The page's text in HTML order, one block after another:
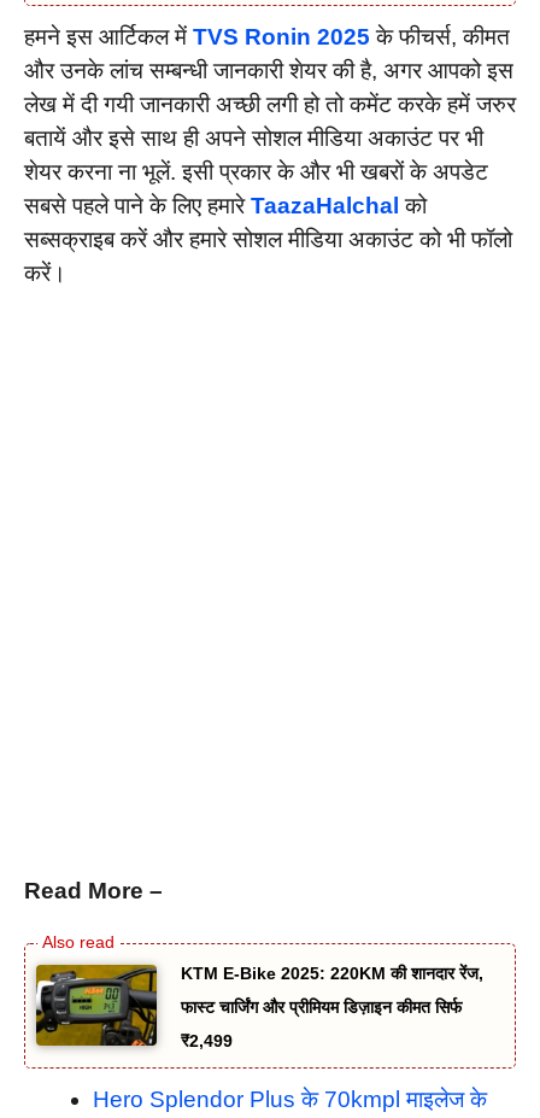
हमने इस आर्टिकल में TVS Ronin 2025 के फीचर्स, कीमत
और उनके लांच सम्बन्धी जानकारी शेयर की है, अगर आपको इस
लेख में दी गयी जानकारी अच्छी लगी हो तो कमेंट करके हमें जरुर
बतायें और इसे साथ ही अपने सोशल मीडिया अकाउंट पर भी
शेयर करना ना भूलें. इसी प्रकार के और भी खबरों के अपडेट
सबसे पहले पाने के लिए हमारेTaazaHalchal को
सब्सक्राइब करें और हमारे सोशल मीडिया अकाउंट को भी फॉलो
करें।
Read More –
KTM E-Bike 2025: 220KM की शानदार रेंज,
फास्ट चार्जिंग और प्रीमियम डिज़ाइन कीमत सिर्फ
₹2,499
Hero Splendor Plus के 70kmpl माइलेज के